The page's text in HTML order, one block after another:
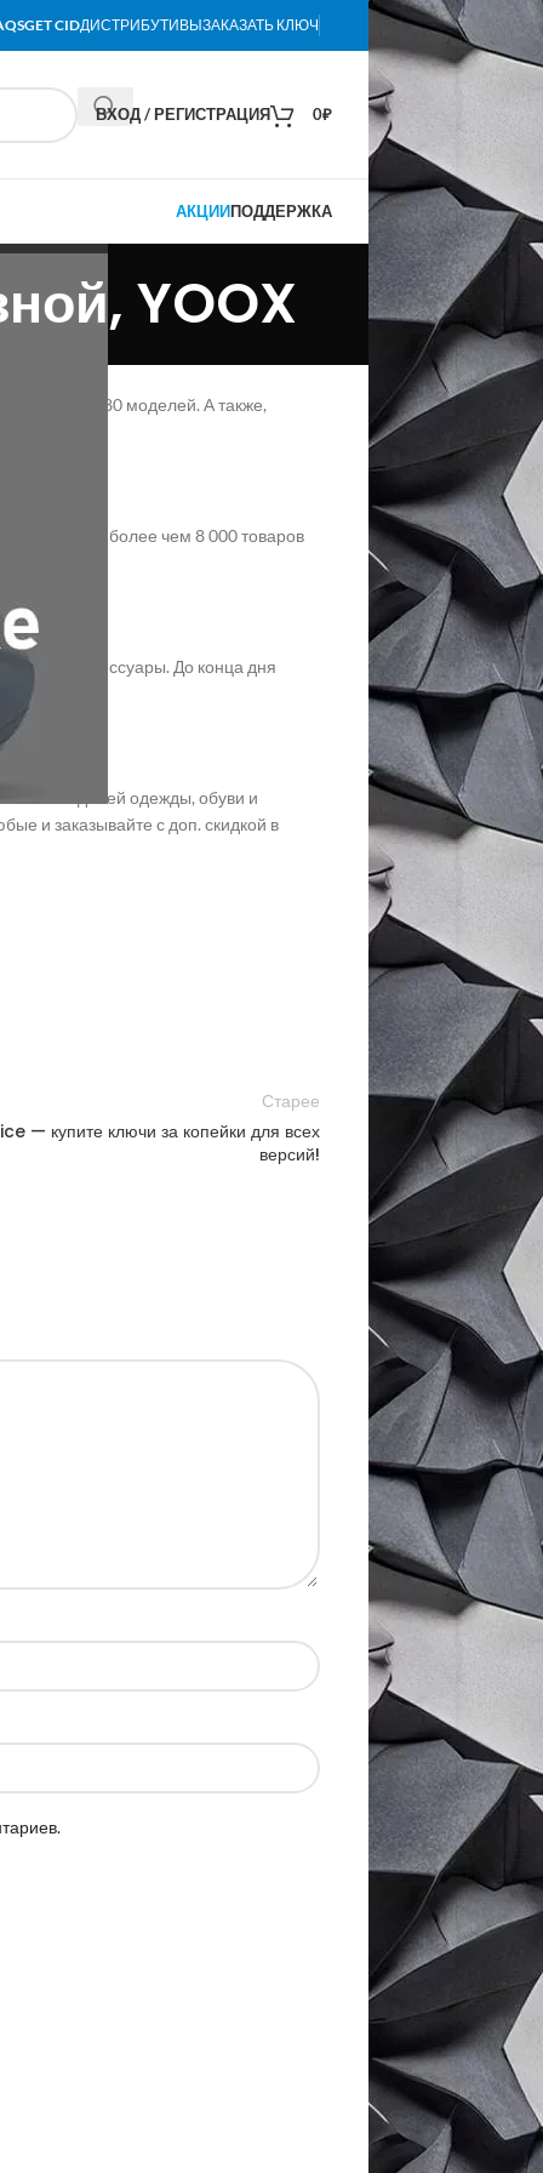
GET CIDДИСТРИБУТИВЫЗАКАЗАТЬ КЛЮЧ
ВХОД / РЕГИСТРАЦИЯ 0₽
АКЦИИПОДДЕРЖКА
YOOX
более чем 180 моделей. А также,
до 50% на более чем 8 000 товаров
и аксессуары. До конца дня
ссылке.
моделей одежды, обуви и
и заказывайте с доп. скидкой в
Старее
— купите ключи за копейки для всех
версий!